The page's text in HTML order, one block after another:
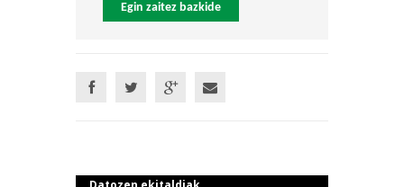
Egin zaitez bazkide